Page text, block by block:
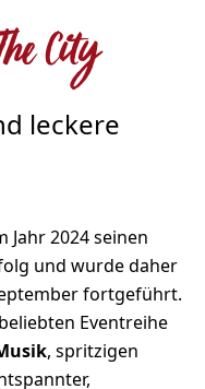
City
leckere
Jahr 2024 seinen
und wurde daher
fortgeführt.
Eventreihe
, spritzigen